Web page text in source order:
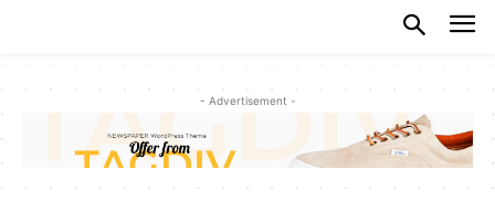
- Advertisement -